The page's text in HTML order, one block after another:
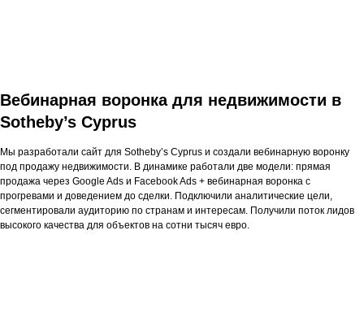
Вебинарная воронка для недвижимости в
Sotheby’s Cyprus
Мы разработали сайт для Sotheby’s Cyprus и создали вебинарную воронку
под продажу недвижимости. В динамике работали две модели: прямая
продажа через Google Ads и Facebook Ads + вебинарная воронка с
прогревами и доведением до сделки. Подключили аналитические цели,
сегментировали аудиторию по странам и интересам. Получили поток лидов
высокого качества для объектов на сотни тысяч евро.